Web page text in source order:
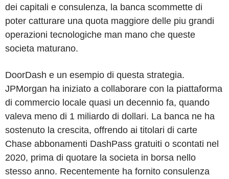
dei capitali e consulenza, la banca scommette di
poter catturare una quota maggiore delle piu grandi
operazioni tecnologiche man mano che queste
societa maturano.
DoorDash e un esempio di questa strategia.
JPMorgan ha iniziato a collaborare con la piattaforma
di commercio locale quasi un decennio fa, quando
valeva meno di 1 miliardo di dollari. La banca ne ha
sostenuto la crescita, offrendo ai titolari di carte
Chase abbonamenti DashPass gratuiti o scontati nel
2020, prima di quotare la societa in borsa nello
stesso anno. Recentemente ha fornito consulenza